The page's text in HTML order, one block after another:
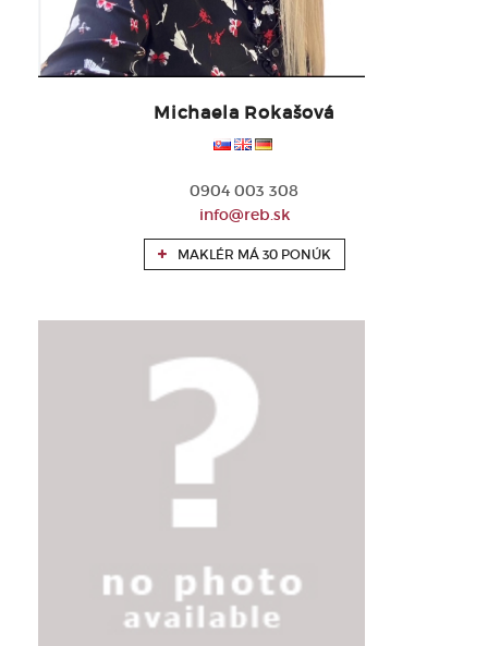
Michaela Rokašová
0904 003 308
info@reb.sk
MAKLÉR MÁ 30 PONÚK